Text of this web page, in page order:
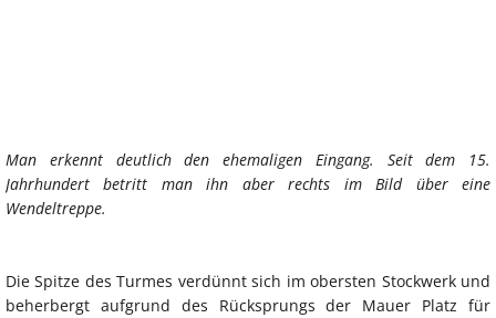
Man erkennt deutlich den ehemaligen Eingang. Seit dem 15.
Jahrhundert betritt man ihn aber rechts im Bild über eine
Wendeltreppe.
Die Spitze des Turmes verdünnt sich im obersten Stockwerk und
beherbergt aufgrund des Rücksprungs der Mauer Platz für